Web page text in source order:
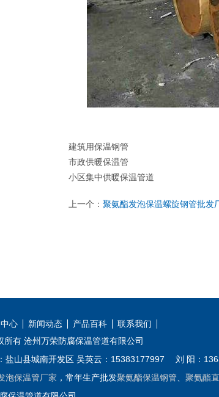
建筑用保温钢管
市政供暖保温管
小区集中供暖保温管道
上一个： 聚氨酯发泡保温螺旋钢管批发
心 新闻动态 产品百科
联系我们
有 沧州万荣防腐保温管道有限公司
盐山县城南开发区 吴英云：15383177997 刘 阳：
泡保温管厂家 ，常年生产批发聚氨酯保温钢管 聚氨酯